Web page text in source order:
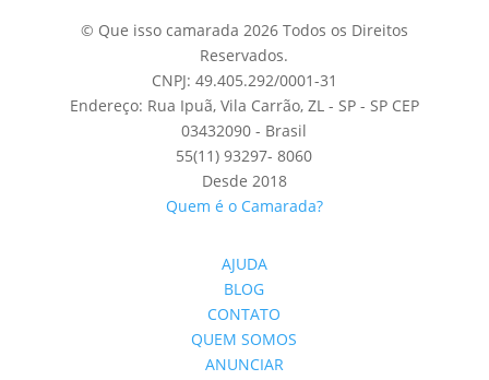
© Que isso camarada 2026 Todos os Direitos
Reservados.
CNPJ: 49.405.292/0001-31
Endereço: Rua Ipuã, Vila Carrão, ZL - SP - SP CEP
03432090 - Brasil
55(11) 93297- 8060
Desde 2018
Quem é o Camarada?
AJUDA
BLOG
CONTATO
QUEM SOMOS
ANUNCIAR